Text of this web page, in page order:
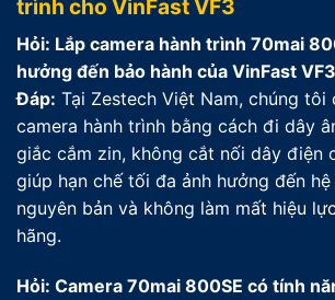
trình cho VinFast VF3
Hỏi: Lắp camera hành trình 70mai
hưởng đến bảo hành của VinFast
Đáp: Tại Zestech Việt Nam, chúng tôi
camera hành trình bằng cách đi dây
giắc cắm zin, không cắt nối dây điện
giúp hạn chế tối đa ảnh hưởng đến
nguyên bản và không làm mất hiệu
hãng.
Hỏi: Camera 70mai 800SE có tính